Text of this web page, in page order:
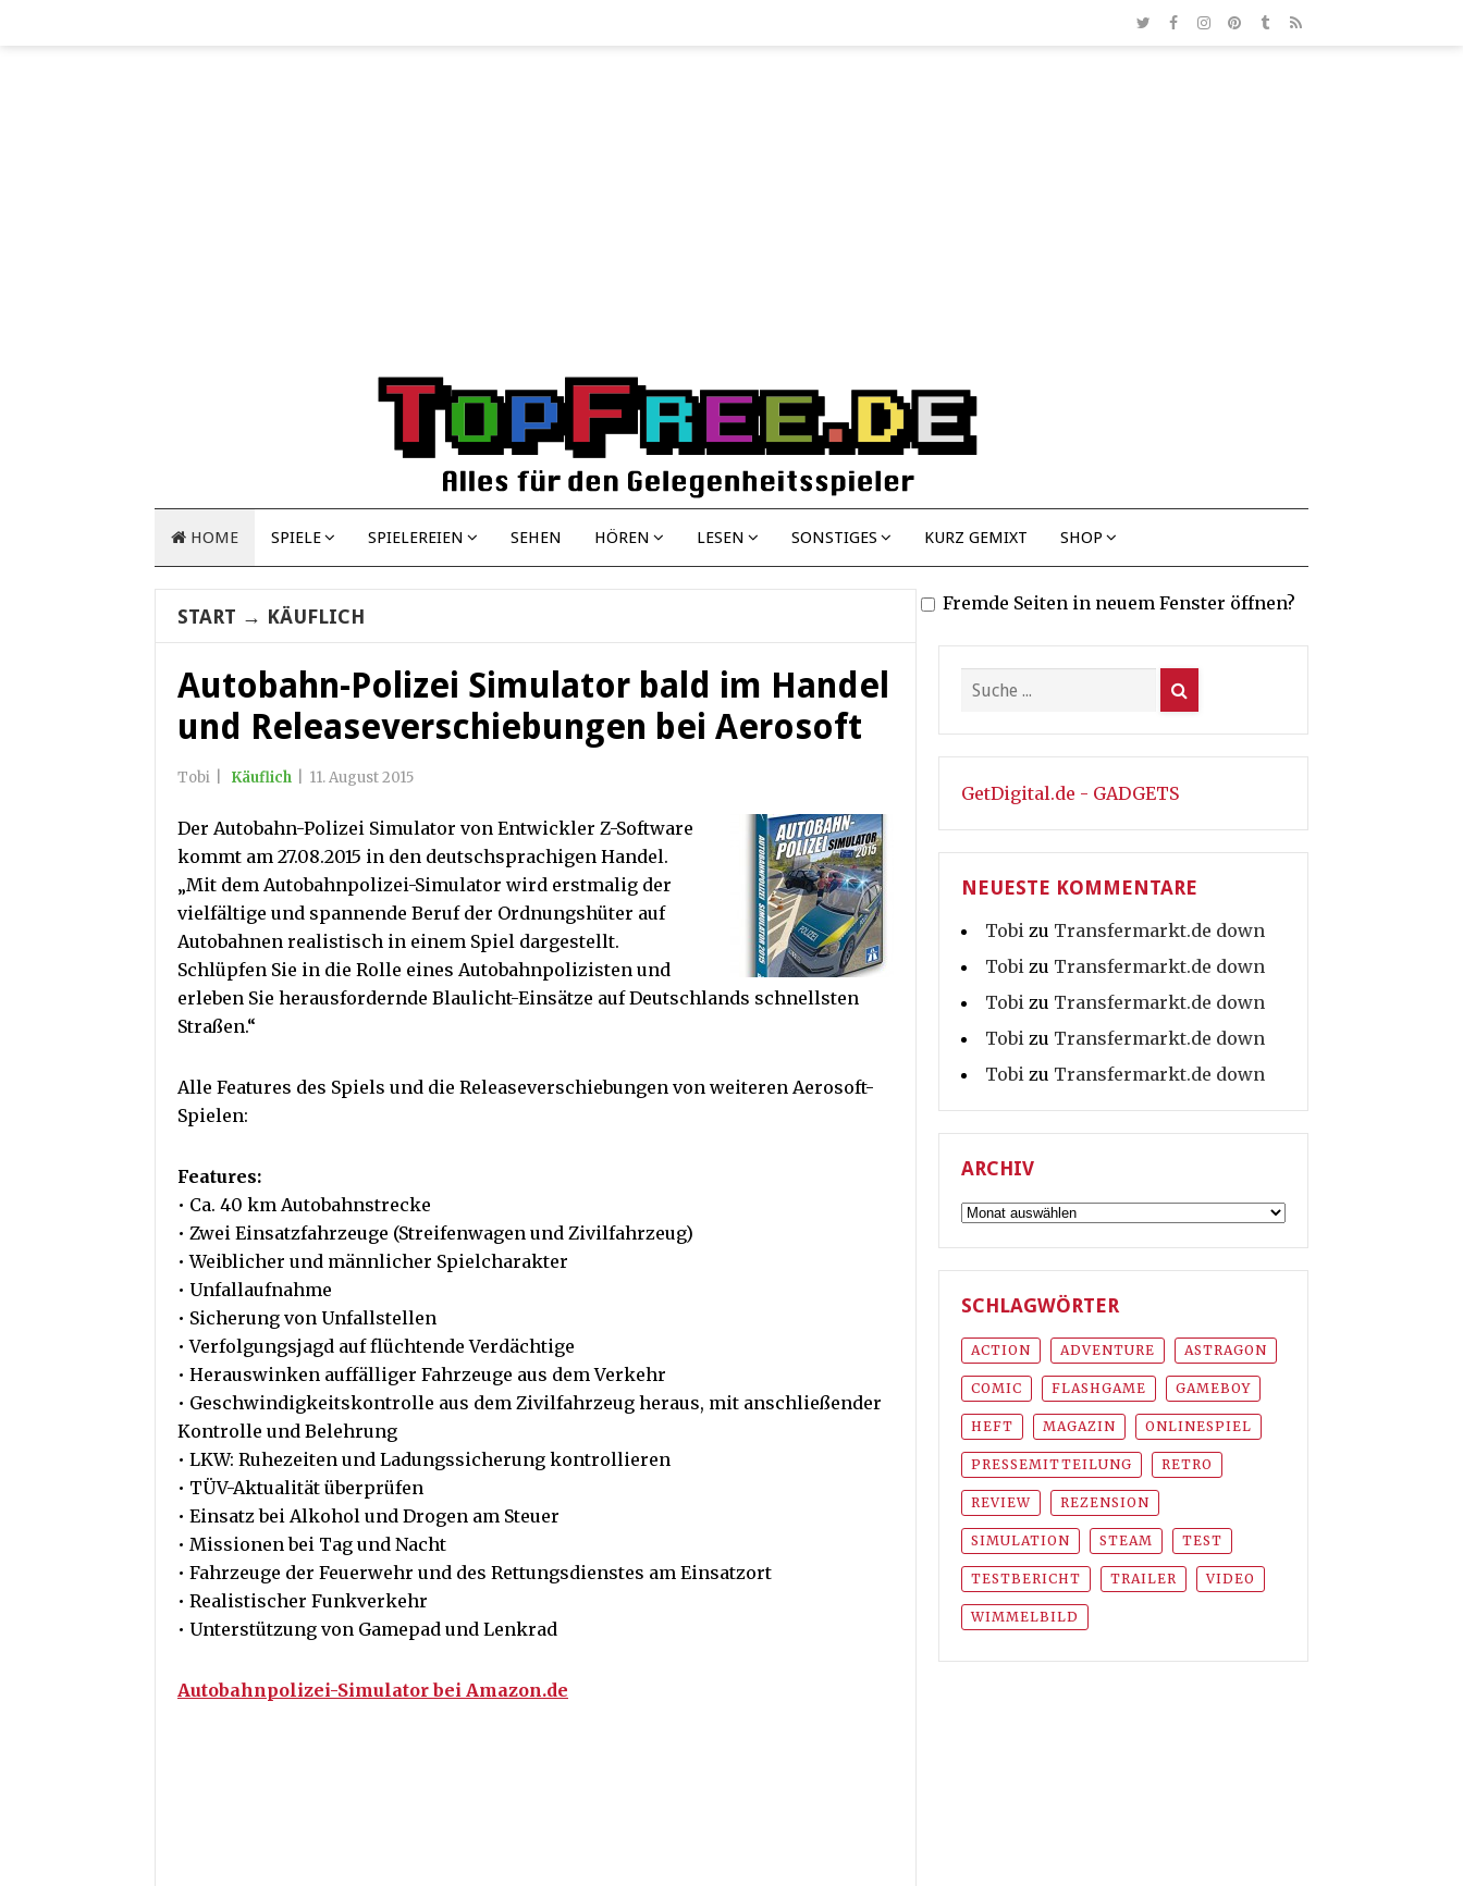
HOME SPIELE SPIELEREIEN SEHEN HÖREN LESEN SONSTIGES KURZ GEMIXT SHOP
START → KÄUFLICH
Autobahn-Polizei Simulator bald im Handel
und Releaseverschiebungen bei Aerosoft
Tobi Käuflich 11. August 2015
Der Autobahn-Polizei Simulator von Entwickler Z-Software
kommt am 27.08.2015 in den deutschsprachigen Handel.
„Mit dem Autobahnpolizei-Simulator wird erstmalig der
vielfältige und spannende Beruf der Ordnungshüter auf
Autobahnen realistisch in einem Spiel dargestellt.
Schlüpfen Sie in die Rolle eines Autobahnpolizisten und
erleben Sie herausfordernde Blaulicht-Einsätze auf Deutschlands schnellsten
Straßen.“
Alle Features des Spiels und die Releaseverschiebungen von weiteren Aerosoft-
Spielen:
Features:
• Ca. 40 km Autobahnstrecke
• Zwei Einsatzfahrzeuge (Streifenwagen und Zivilfahrzeug)
• Weiblicher und männlicher Spielcharakter
• Unfallaufnahme
• Sicherung von Unfallstellen
• Verfolgungsjagd auf flüchtende Verdächtige
• Herauswinken auffälliger Fahrzeuge aus dem Verkehr
• Geschwindigkeitskontrolle aus dem Zivilfahrzeug heraus, mit anschließender
Kontrolle und Belehrung
• LKW: Ruhezeiten und Ladungssicherung kontrollieren
• TÜV-Aktualität überprüfen
• Einsatz bei Alkohol und Drogen am Steuer
• Missionen bei Tag und Nacht
• Fahrzeuge der Feuerwehr und des Rettungsdienstes am Einsatzort
• Realistischer Funkverkehr
• Unterstützung von Gamepad und Lenkrad
Autobahnpolizei-Simulator bei Amazon.de
Fremde Seiten in neuem Fenster öffnen?
GetDigital.de - GADGETS
NEUESTE KOMMENTARE
Tobi zu Transfermarkt.de down
Tobi zu Transfermarkt.de down
Tobi zu Transfermarkt.de down
Tobi zu Transfermarkt.de down
Tobi zu Transfermarkt.de down
ARCHIV
Archiv
SCHLAGWÖRTER
ACTION ADVENTURE ASTRAGON
COMIC FLASHGAME GAMEBOY
HEFT MAGAZIN ONLINESPIEL
PRESSEMITTEILUNG RETRO
REVIEW REZENSION
SIMULATION STEAM TEST
TESTBERICHT TRAILER VIDEO
WIMMELBILD